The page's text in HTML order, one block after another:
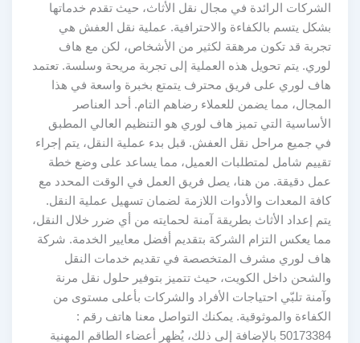
الشركات الرائدة في مجال نقل الأثاث، حيث تقدم خدماتها
بشكل يتسم بالكفاءة والاحترافية. عملية نقل العفش هي
تجربة قد تكون مرهقة لكثير من الأشخاص، لكن مع هاف
لوري. يتم تحويل هذه العملية إلى تجربة مريحة وسلسة. تعتمد
هاف لوري على فريق محترف يتمتع بخبرة واسعة في هذا
المجال، مما يضمن للعملاء رضاهم التام. أحد العناصر
الأساسية التي تميز هاف لوري هو التنظيم العالي المطبق
في جميع مراحل نقل العفش. قبل بدء عملية النقل، يتم إجراء
تقييم شامل لمتطلبات العميل، مما يساعد على وضع خطة
عمل دقيقة. من هنا، يصل فريق العمل في الوقت المحدد مع
كافة المعدات والأدوات اللازمة لضمان تسهيل عملية النقل.
يتم إعداد الأثاث بطريقة آمنة لحمايته من أي ضرر خلال النقل،
مما يعكس التزام الشركة بتقديم أفضل معايير الخدمة. شركة
هاف لوري مشرف المتخصصة في تقديم خدمات النقل
والشحن داخل الكويت، حيث تتميز بتوفير حلول نقل مرنة
وآمنة تلبّي احتياجات الأفراد والشركات بأعلى مستوى من
الكفاءة والموثوقية. يمكنك التواصل معنا هاتف رقم :
50173384 بالإضافة إلى ذلك، يُظهر أعضاء الطاقم المهنية